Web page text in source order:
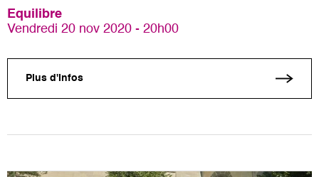
Equilibre
Vendredi 20 nov 2020 - 20h00
Plus d'infos